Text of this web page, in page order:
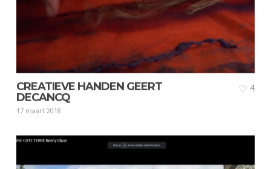
CREATIEVE HANDEN GEERT
DECANCQ
17 maart 2018
4